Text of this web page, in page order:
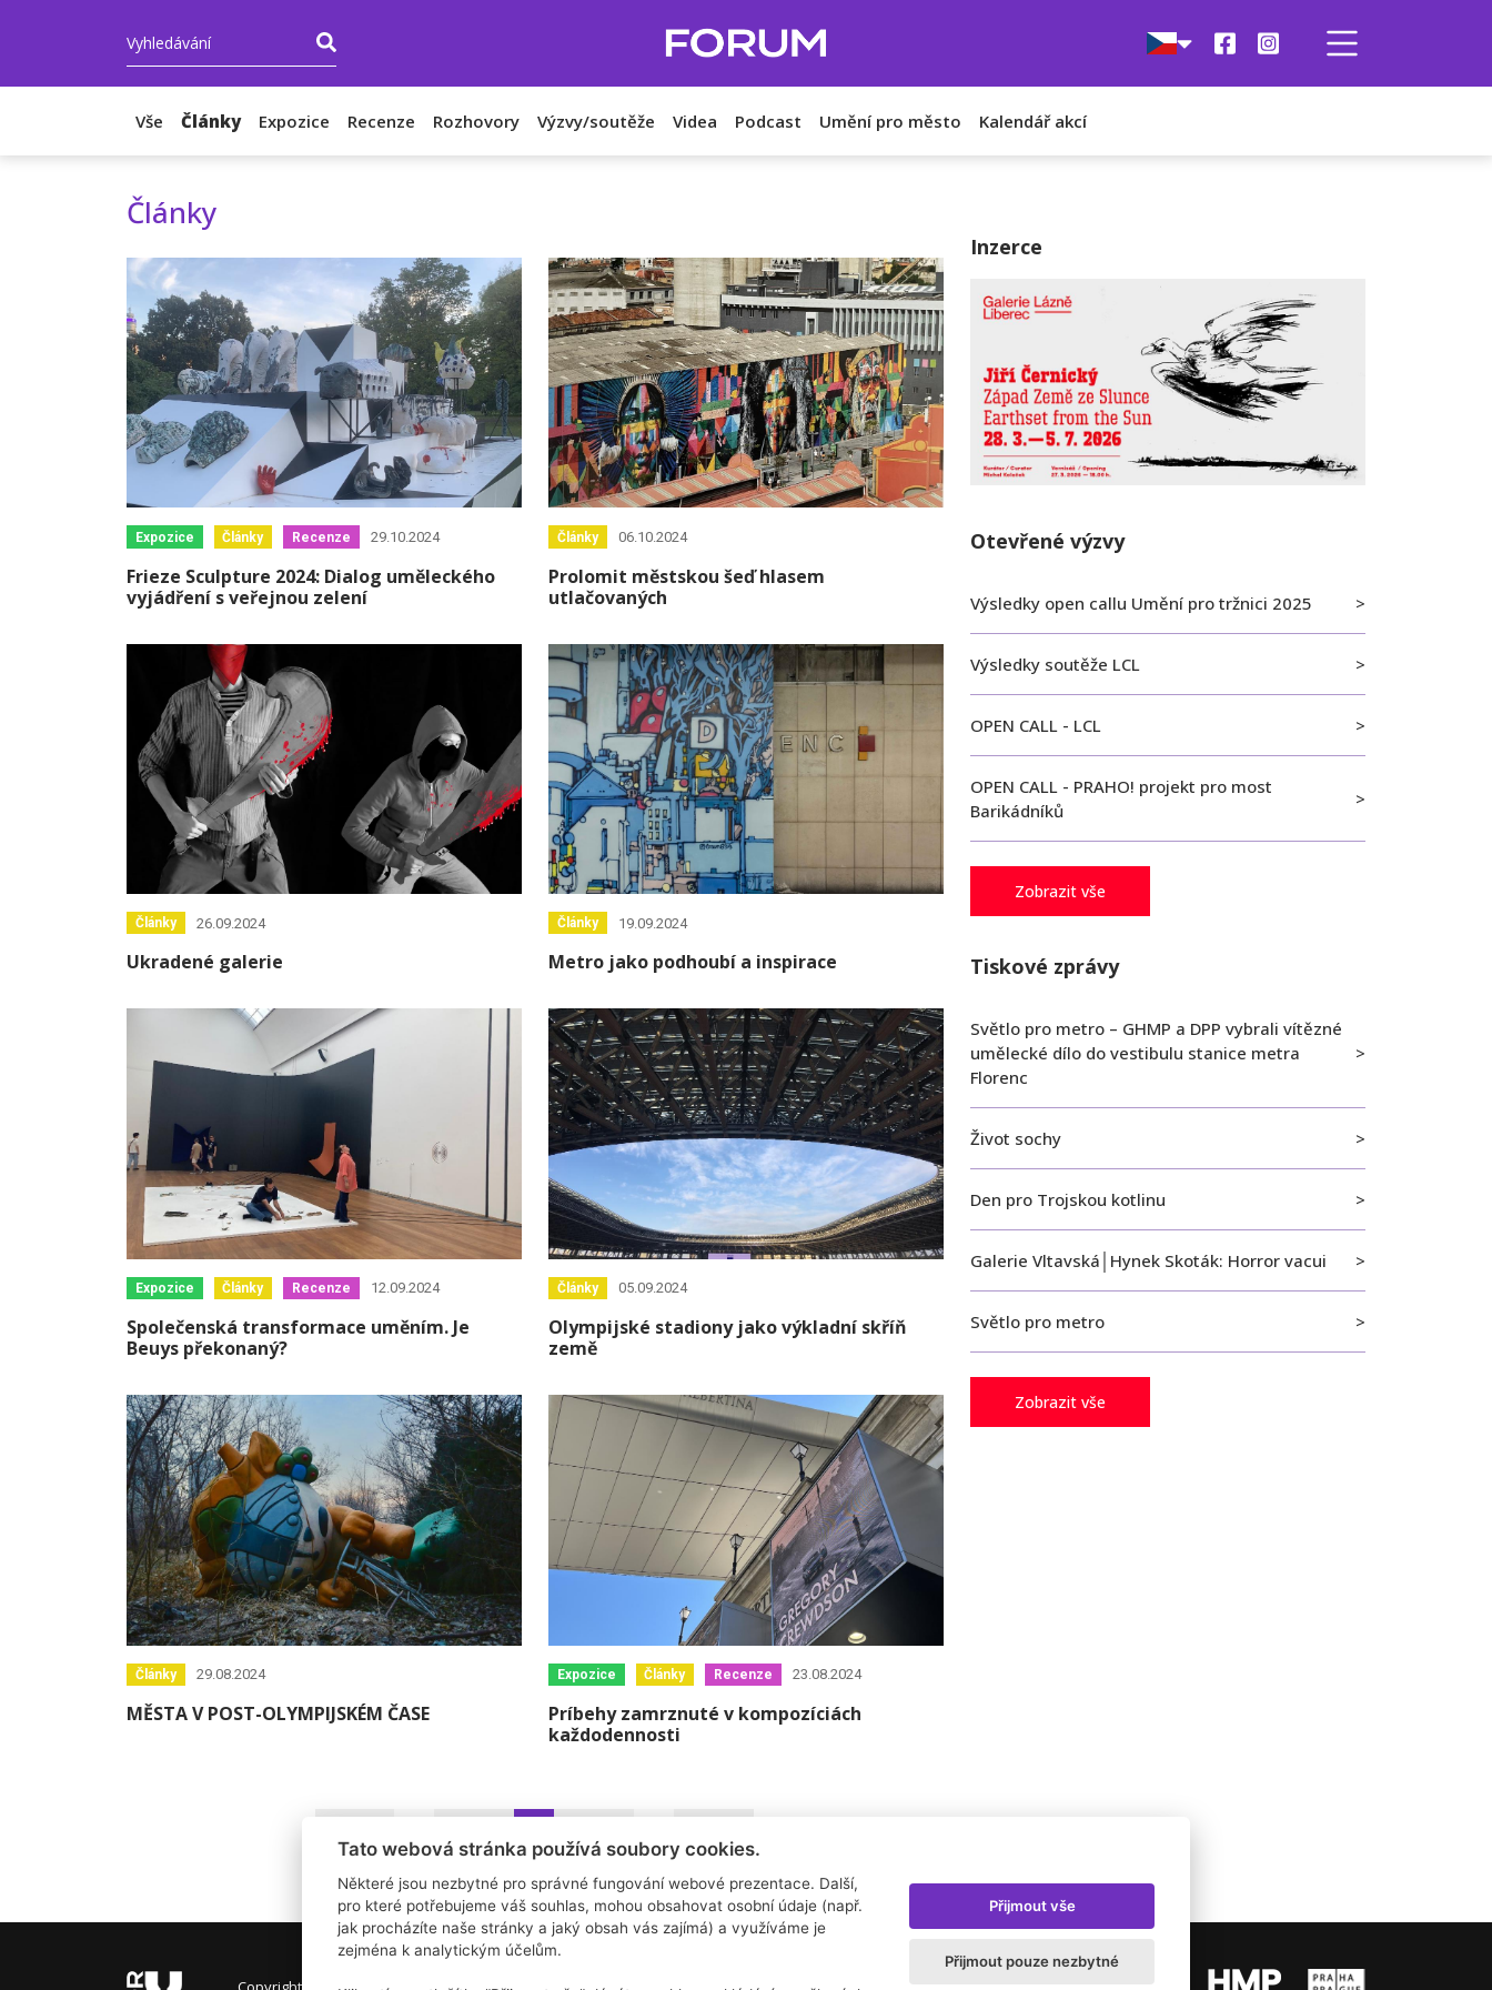
Vše Články Expozice Recenze Rozhovory Výzvy/soutěže Videa Podcast Umění pro město Kalendář akcí
Články
Expozice Články Recenze 29.10.2024
Frieze Sculpture 2024: Dialog uměleckého
vyjádření s veřejnou zelení
Články 06.10.2024
Prolomit městskou šeď hlasem
utlačovaných
Články 26.09.2024
Ukradené galerie
Články 19.09.2024
Metro jako podhoubí a inspirace
Expozice Články Recenze 12.09.2024
Společenská transformace uměním. Je
Beuys překonaný?
Články 05.09.2024
Olympijské stadiony jako výkladní skříň
země
Články 29.08.2024
MĚSTA V POST-OLYMPIJSKÉM ČASE
Expozice Články Recenze 23.08.2024
Príbehy zamrznuté v kompozíciách
každodennosti
Inzerce
Otevřené výzvy
Výsledky open callu Umění pro tržnici 2025
Výsledky soutěže LCL
OPEN CALL - LCL
OPEN CALL - PRAHO! projekt pro most
Barikádníků
Zobrazit vše
Tiskové zprávy
Světlo pro metro – GHMP a DPP vybrali vítězné
umělecké dílo do vestibulu stanice metra
Florenc
Život sochy
Den pro Trojskou kotlinu
Galerie Vltavská│Hynek Skoták: Horror vacui
Světlo pro metro
Zobrazit vše
Tato webová stránka používá soubory cookies.
Některé jsou nezbytné pro správné fungování webové prezentace. Další,
pro které potřebujeme váš souhlas, mohou obsahovat osobní údaje (např.
jak procházíte naše stránky a jaký obsah vás zajímá) a využíváme je
zejména k analytickým účelům.
Přijmout vše
Přijmout pouze nezbytné